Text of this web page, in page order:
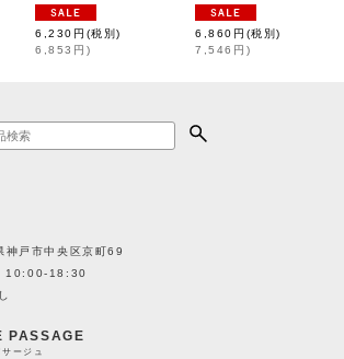
6,230 円 (税別)
6,853 円 )
6,860 円 (税別)
7,546 円 )
戸市中央区京町69
18:30
PASSAGE
ージュ